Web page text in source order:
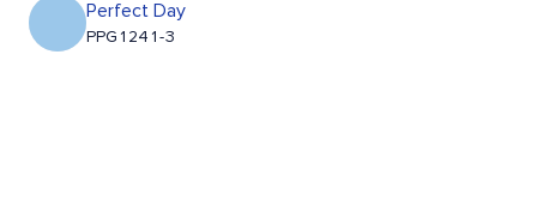
Perfect Day
PPG1241-3